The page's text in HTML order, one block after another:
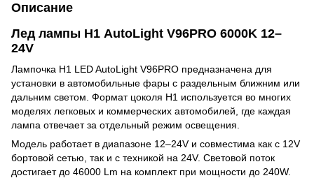
Описание
Лед лампы H1 AutoLight V96PRO 6000K 12–
24V
Лампочка H1 LED AutoLight V96PRO предназначена для
установки в автомобильные фары с раздельным ближним или
дальним светом. Формат цоколя H1 используется во многих
моделях легковых и коммерческих автомобилей, где каждая
лампа отвечает за отдельный режим освещения.
Модель работает в диапазоне 12–24V и совместима как с 12V
бортовой сетью, так и с техникой на 24V. Световой поток
достигает до 46000 Lm на комплект при мощности до 240W.